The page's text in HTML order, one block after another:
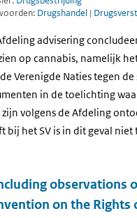
Drugshandel |
advisering
op cannabis, namelijk
Verenigde Naties tegen
in de toelichting
zijn volgens de Afdeling
bij het SV is in dit geval
observations
on the Rights